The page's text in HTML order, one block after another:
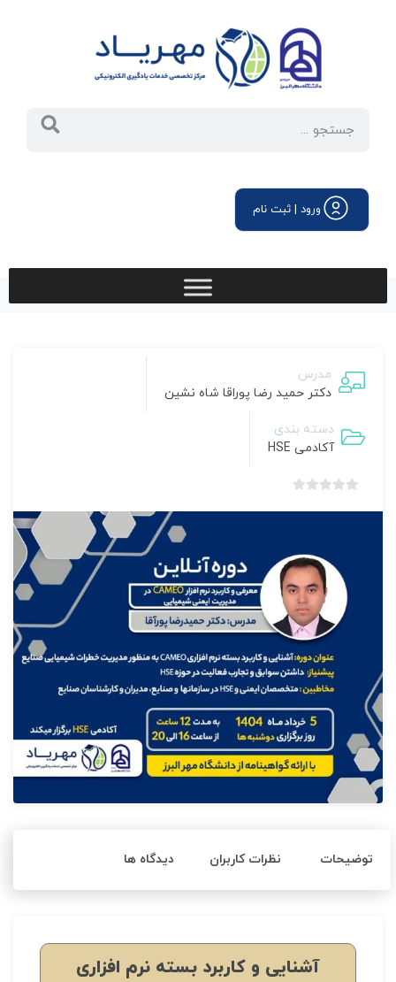
ورود | ثبت نام
مدرس
دکتر حمید رضا پوراقا شاه نشین
دسته بندی
آکادمی HSE
رای
توضیحات نظرات کاربران دیدگاه ها
آشنایی و کاربرد بسته نرم افزاری